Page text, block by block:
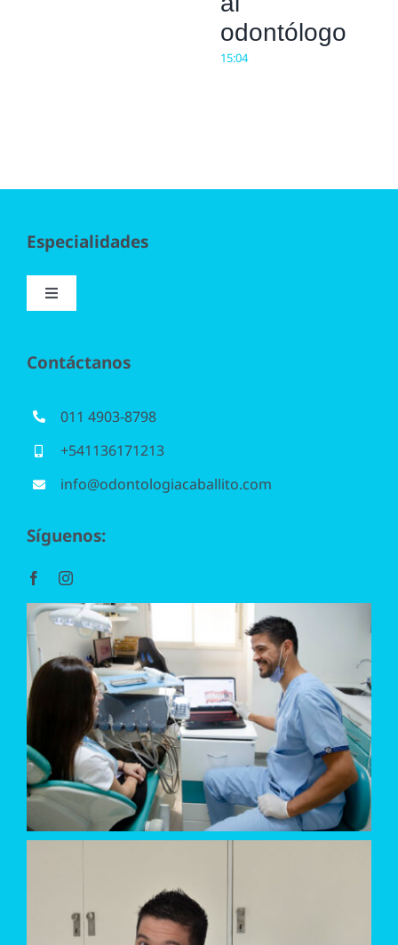
odontólogo
15:04
Especialidades
Toggle
Periodoncia
Ortodoncia
Endodoncia
Contáctanos
011 4903-8798
+541136171213
info@odontologiacaballito.com
Síguenos: